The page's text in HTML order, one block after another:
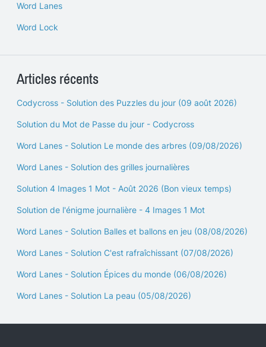
Word Lanes
Word Lock
Articles récents
Codycross - Solution des Puzzles du jour (09 août 2026)
Solution du Mot de Passe du jour - Codycross
Word Lanes - Solution Le monde des arbres (09/08/2026)
Word Lanes - Solution des grilles journalières
Solution 4 Images 1 Mot - Août 2026 (Bon vieux temps)
Solution de l'énigme journalière - 4 Images 1 Mot
Word Lanes - Solution Balles et ballons en jeu (08/08/2026)
Word Lanes - Solution C'est rafraîchissant (07/08/2026)
Word Lanes - Solution Épices du monde (06/08/2026)
Word Lanes - Solution La peau (05/08/2026)